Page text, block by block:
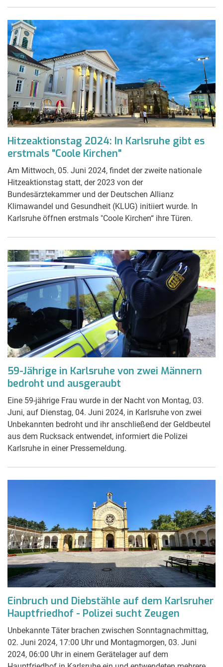
Hitzeaktionstag 2024: In Karlsruhe gibt es
erstmals "Coole Kirchen"
Am Mittwoch, 05. Juni 2024, findet der zweite nationale
Hitzeaktionstag statt, der 2023 von der
Bundesärztekammer und der Deutschen Allianz
Klimawandel und Gesundheit (KLUG) initiiert wurde. In
Karlsruhe öffnen erstmals "Coole Kirchen“ ihre Türen.
59-Jährige in Karlsruhe von zwei Männern
bedroht und ausgeraubt
Eine 59-jährige Frau wurde in der Nacht von Montag, 03.
Juni, auf Dienstag, 04. Juni 2024, in Karlsruhe von zwei
Unbekannten bedroht und ihr anschließend der Geldbeutel
aus dem Rucksack entwendet, informiert die Polizei
Karlsruhe in einer Pressemeldung.
Einbruch und Diebstähle auf dem Karlsruher
Hauptfriedhof - Polizei sucht Zeugen
Unbekannte Täter brachen zwischen Sonntagnachmittag,
02. Juni 2024, 17:00 Uhr und Montagmorgen, 03. Juni
2024, 06:00 Uhr in einem Gerätelager auf dem